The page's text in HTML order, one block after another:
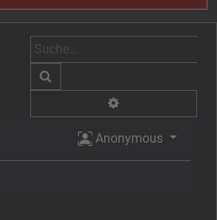
Anonymous